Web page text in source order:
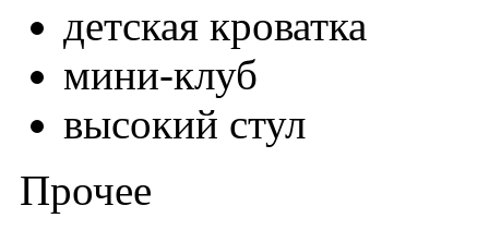
детская кроватка
мини-клуб
высокий стул
Прочее